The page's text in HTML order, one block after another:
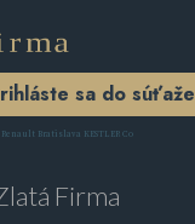
sa do súťaže
Renault Bratislava KESTLER Co
Firma